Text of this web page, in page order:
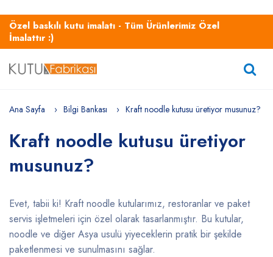
Özel baskılı kutu imalatı - Tüm Ürünlerimiz Özel
İmalattır :)
Ana Sayfa Bilgi Bankası Kraft noodle kutusu üretiyor musunuz?
Kraft noodle kutusu üretiyor
musunuz?
Evet, tabii ki! Kraft noodle kutularımız, restoranlar ve paket
servis işletmeleri için özel olarak tasarlanmıştır. Bu kutular,
noodle ve diğer Asya usulü yiyeceklerin pratik bir şekilde
paketlenmesi ve sunulmasını sağlar.